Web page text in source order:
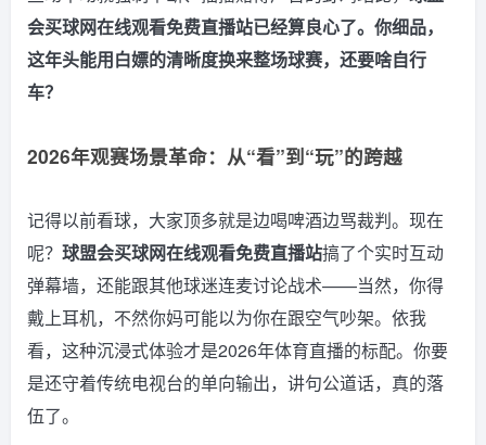
会买球网在线观看免费直播站已经算良心了。你细品，
这年头能用白嫖的清晰度换来整场球赛，还要啥自行
车？
2026年观赛场景革命：从“看”到“玩”的跨越
记得以前看球，大家顶多就是边喝啤酒边骂裁判。现在
呢？ 球盟会买球网在线观看免费直播站搞了个实时互动
弹幕墙，还能跟其他球迷连麦讨论战术——当然，你得
戴上耳机，不然你妈可能以为你在跟空气吵架。依我
看，这种沉浸式体验才是2026年体育直播的标配。你要
是还守着传统电视台的单向输出，讲句公道话，真的落
伍了。